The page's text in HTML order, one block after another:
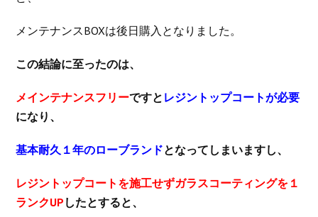
メンテナンスBOXは後日購入となりました。
この結論に至ったのは、
メインテナンスフリーですと レジントップコートが必要
になり、
基本耐久１年のローブランドとなってしまいますし、
レジントップコートを施工せずガラスコーティングを１
ランクUP したとすると、